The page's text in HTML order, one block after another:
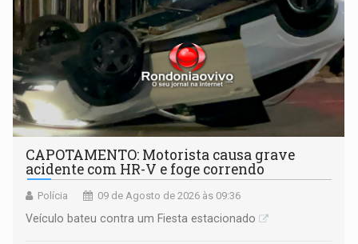
CAPOTAMENTO: Motorista causa grave
acidente com HR-V e foge correndo
Polícia 09 de Agosto de 2026 às 09:36
Veículo bateu contra um Fiesta estacionado